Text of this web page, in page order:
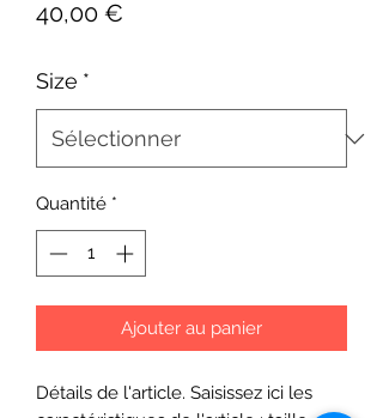
40,00 €
Size *
Quantité *
Ajouter au panier
Détails de l'article. Saisissez ici les